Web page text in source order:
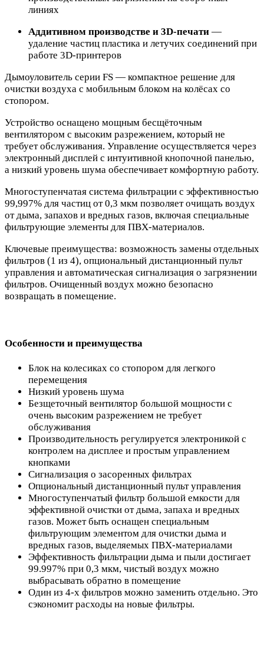
линиях
Аддитивном производстве и 3D-печати —
удаление частиц пластика и летучих соединений при
работе 3D-принтеров
Дымоуловитель серии FS — компактное решение для
очистки воздуха с мобильным блоком на колёсах со
стопором.
Устройство оснащено мощным бесщёточным
вентилятором с высоким разрежением, который не
требует обслуживания. Управление осуществляется через
электронный дисплей с интуитивной кнопочной панелью,
а низкий уровень шума обеспечивает комфортную работу.
Многоступенчатая система фильтрации с эффективностью
99,997% для частиц от 0,3 мкм позволяет очищать воздух
от дыма, запахов и вредных газов, включая специальные
фильтрующие элементы для ПВХ-материалов.
Ключевые преимущества: возможность замены отдельных
фильтров (1 из 4), опциональный дистанционный пульт
управления и автоматическая сигнализация о загрязнении
фильтров. Очищенный воздух можно безопасно
возвращать в помещение.
Особенности и преимущества
Блок на колесиках со стопором для легкого
перемещения
Низкий уровень шума
Безщеточный вентилятор большой мощности с
очень высоким разрежением не требует
обслуживания
Производительность регулируется электроникой с
контролем на дисплее и простым управлением
кнопками
Сигнализация о засоренных фильтрах
Опциональный дистанционный пульт управления
Многоступенчатый фильтр большой емкости для
эффективной очистки от дыма, запаха и вредных
газов. Может быть оснащен специальным
фильтрующим элементом для очистки дыма и
вредных газов, выделяемых ПВХ-материалами
Эффективность фильтрации дыма и пыли достигает
99.997% при 0,3 мкм, чистый воздух можно
выбрасывать обратно в помещение
Один из 4-х фильтров можно заменить отдельно. Это
сэкономит расходы на новые фильтры.